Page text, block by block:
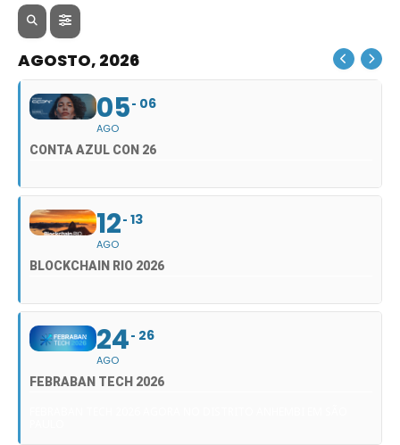
AGOSTO, 2026
05
AGO
06
CONTA AZUL CON 26
12
AGO
13
BLOCKCHAIN RIO 2026
24
AGO
26
FEBRABAN TECH 2026